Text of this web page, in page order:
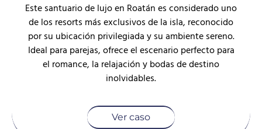
Este santuario de lujo en Roatán es considerado uno
de los resorts más exclusivos de la isla, reconocido
por su ubicación privilegiada y su ambiente sereno.
Ideal para parejas, ofrece el escenario perfecto para
el romance, la relajación y bodas de destino
inolvidables.
Ver caso